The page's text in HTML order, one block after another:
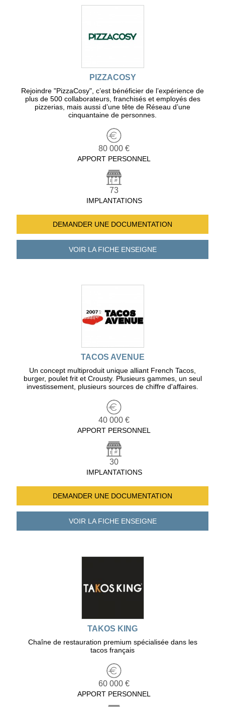
PIZZACOSY
Rejoindre "PizzaCosy", c’est bénéficier de l’expérience de
plus de 500 collaborateurs, franchisés et employés des
pizzerias, mais aussi d’une tête de Réseau d’une
cinquantaine de personnes.
80 000 €
APPORT PERSONNEL
73
IMPLANTATIONS
DEMANDER UNE DOCUMENTATION
VOIR LA FICHEENSEIGNE
TACOS AVENUE
Un concept multiproduit unique alliant French Tacos,
burger, poulet frit et Crousty. Plusieurs gammes, un seul
investissement, plusieurs sources de chiffre d'affaires.
40 000 €
APPORT PERSONNEL
30
IMPLANTATIONS
DEMANDER UNE DOCUMENTATION
VOIR LA FICHEENSEIGNE
TAKOS KING
Chaîne de restauration premium spécialisée dans les
tacos français
60 000 €
APPORT PERSONNEL